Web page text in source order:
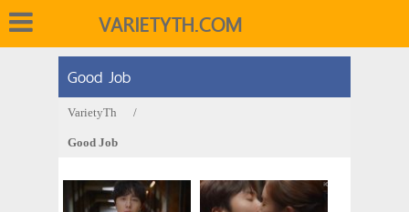
VARIETYTH.COM
Good Job
VarietyTh /
Good Job